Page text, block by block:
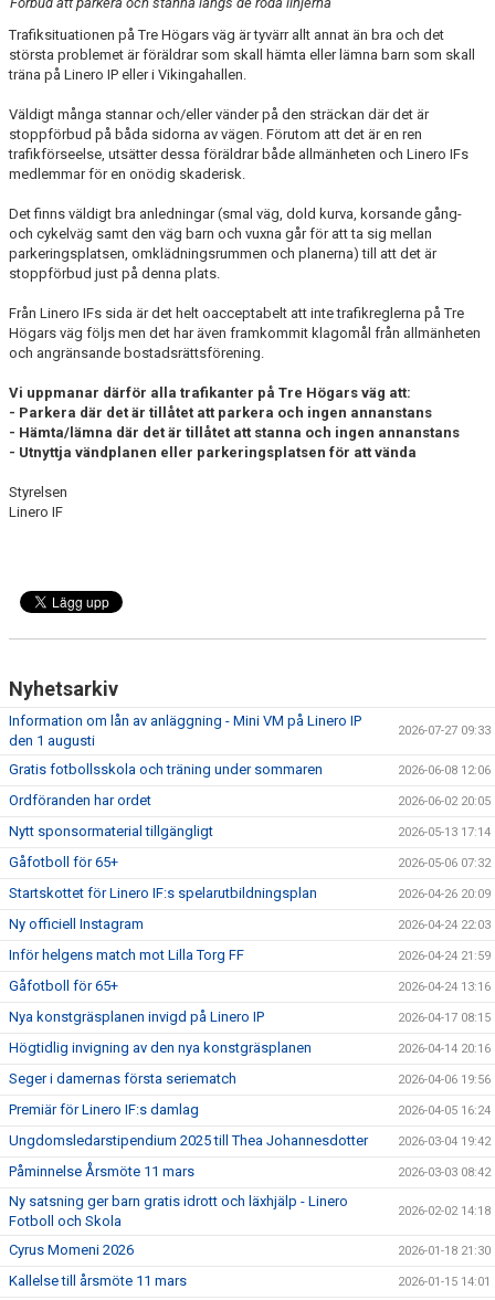
Trafiksituationen på Tre Högars väg är tyvärr allt annat än bra och det
största problemet är föräldrar som skall hämta eller lämna barn som skall
träna på Linero IP eller i Vikingahallen.
Väldigt många stannar och/eller vänder på den sträckan där det är
stoppförbud på båda sidorna av vägen. Förutom att det är en ren
trafikförseelse, utsätter dessa föräldrar både allmänheten och Linero IFs
medlemmar för en onödig skaderisk.
Det finns väldigt bra anledningar (smal väg, dold kurva, korsande gång-
och cykelväg samt den väg barn och vuxna går för att ta sig mellan
parkeringsplatsen, omklädningsrummen och planerna) till att det är
stoppförbud just på denna plats.
Från Linero IFs sida är det helt oacceptabelt att inte trafikreglerna på Tre
Högars väg följs men det har även framkommit klagomål från allmänheten
och angränsande bostadsrättsförening.
Vi uppmanar därför alla trafikanter på Tre Högars väg att:
- Parkera där det är tillåtet att parkera och ingen annanstans
- Hämta/lämna där det är tillåtet att stanna och ingen annanstans
- Utnyttja vändplanen eller parkeringsplatsen för att vända
Styrelsen
Linero IF
Nyhetsarkiv
Information om lån av anläggning - Mini VM på Linero IP
den 1 augusti
2026-07-27 09:33
Gratis fotbollsskola och träning under sommaren 2026-06-08 12:06
Ordföranden har ordet 2026-06-02 20:05
Nytt sponsormaterial tillgängligt 2026-05-13 17:14
Gåfotboll för 65+ 2026-05-06 07:32
Startskottet för Linero IF:s spelarutbildningsplan 2026-04-26 20:09
Ny officiell Instagram 2026-04-24 22:03
Inför helgens match mot Lilla Torg FF 2026-04-24 21:59
Gåfotboll för 65+ 2026-04-24 13:16
Nya konstgräsplanen invigd på Linero IP 2026-04-17 08:15
Högtidlig invigning av den nya konstgräsplanen 2026-04-14 20:16
Seger i damernas första seriematch 2026-04-06 19:56
Premiär för Linero IF:s damlag 2026-04-05 16:24
Ungdomsledarstipendium 2025 till Thea Johannesdotter 2026-03-04 19:42
Påminnelse Årsmöte 11 mars 2026-03-03 08:42
Ny satsning ger barn gratis idrott och läxhjälp - Linero
Fotboll och Skola
2026-02-02 14:18
Cyrus Momeni 2026 2026-01-18 21:30
Kallelse till årsmöte 11 mars 2026-01-15 14:01